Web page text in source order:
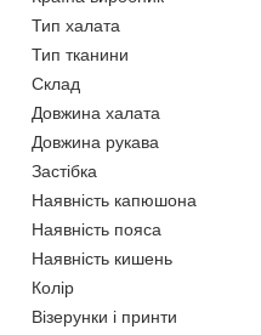
Тип халата
Тип тканини
Склад
Довжина халата
Довжина рукава
Застібка
Наявність капюшона
Наявність пояса
Наявність кишень
Колір
Візерунки і принти